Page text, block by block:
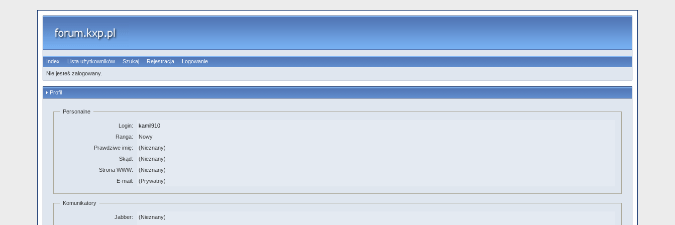
Index Lista użytkowników Szukaj Rejestracja
Logowanie
Nie jesteś zalogowany.
Profil
Personalne
Login:
kamil910
Ranga:
Nowy
Prawdziwe imię:
(Nieznany)
Skąd:
(Nieznany)
Strona WWW:
(Nieznany)
E-mail:
(Prywatny)
Komunikatory
Jabber:
(Nieznany)